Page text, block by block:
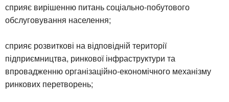
сприяє вирішенню питань соціально-побутового
обслуговування населення;
сприяє розвиткові на відповідній території
підприємництва, ринкової інфраструктури та
впровадженню організаційно-економічного механізму
ринкових перетворень;